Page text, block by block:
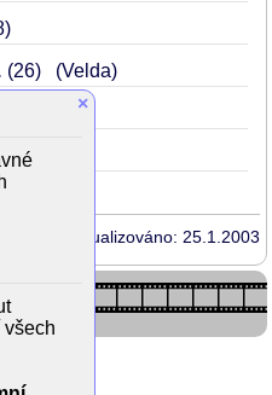
26 (Velda)
Aktualizováno: 25.1.2003
×